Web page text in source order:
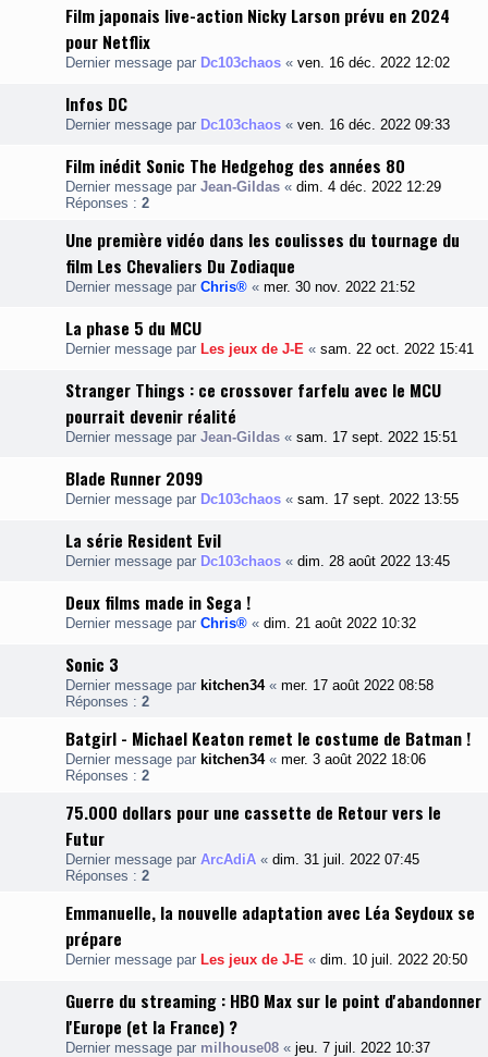
Film japonais live-action Nicky Larson prévu en 2024
pour Netflix
Dernier message par Dc103chaos « ven. 16 déc. 2022 12:02
Infos DC
Dernier message par Dc103chaos « ven. 16 déc. 2022 09:33
Film inédit Sonic The Hedgehog des années 80
Dernier message par Jean-Gildas « dim. 4 déc. 2022 12:29
Réponses : 2
Une première vidéo dans les coulisses du tournage du
film Les Chevaliers Du Zodiaque
Dernier message par Chris® « mer. 30 nov. 2022 21:52
La phase 5 du MCU
Dernier message par Les jeux de J-E « sam. 22 oct. 2022 15:41
Stranger Things : ce crossover farfelu avec le MCU
pourrait devenir réalité
Dernier message par Jean-Gildas « sam. 17 sept. 2022 15:51
Blade Runner 2099
Dernier message par Dc103chaos « sam. 17 sept. 2022 13:55
La série Resident Evil
Dernier message par Dc103chaos « dim. 28 août 2022 13:45
Deux films made in Sega !
Dernier message par Chris® « dim. 21 août 2022 10:32
Sonic 3
Dernier message par kitchen34« mer. 17 août 2022 08:58
Réponses : 2
Batgirl - Michael Keaton remet le costume de Batman !
Dernier message par kitchen34« mer. 3 août 2022 18:06
Réponses : 2
75.000 dollars pour une cassette de Retour vers le
Futur
Dernier message par ArcAdiA « dim. 31 juil. 2022 07:45
Réponses : 2
Emmanuelle, la nouvelle adaptation avec Léa Seydoux se
prépare
Dernier message par Les jeux de J-E « dim. 10 juil. 2022 20:50
Guerre du streaming : HBO Max sur le point d'abandonner
l'Europe (et la France) ?
Dernier message par milhouse08 « jeu. 7 juil. 2022 10:37